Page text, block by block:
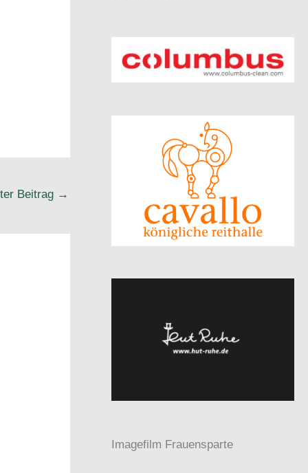
Beitrag →
Imagefilm Frauensparte